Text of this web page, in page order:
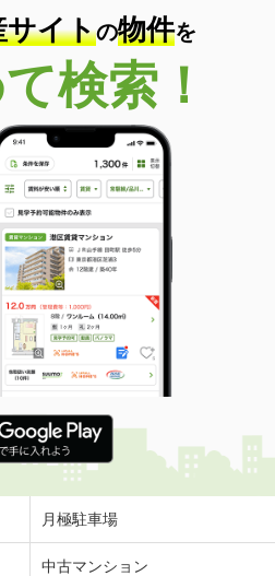
サイトの物件を
検索！
月極駐車場
中古マンション